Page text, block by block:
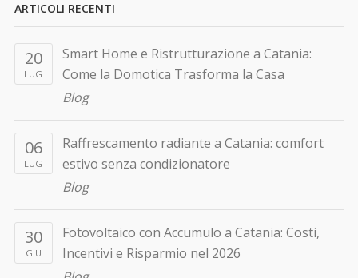
ARTICOLI RECENTI
20
LUG
Smart Home e Ristrutturazione a Catania:
Come la Domotica Trasforma la Casa
Blog
06
LUG
Raffrescamento radiante a Catania: comfort
estivo senza condizionatore
Blog
30
GIU
Fotovoltaico con Accumulo a Catania: Costi,
Incentivi e Risparmio nel 2026